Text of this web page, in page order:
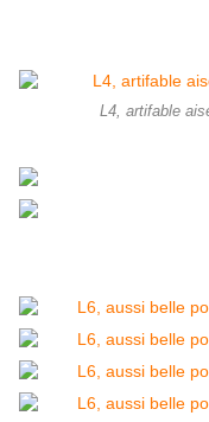
L4, artifable